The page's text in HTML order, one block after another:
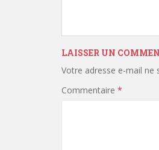
LAISSER UN
Votre adresse e-mail ne
Commentaire *